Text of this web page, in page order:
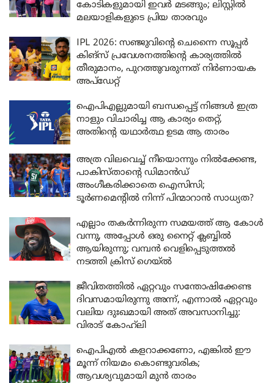
കോടികളുമായി ഇവർ മടങ്ങും; ലിസ്റ്റിൽ
മലയാളികളുടെ പ്രിയ താരവും
IPL 2026: സഞ്ജുവിന്റെ ചെന്നൈ സൂപ്പർ
കിങ്‌സ് പ്രവേശനത്തിന്റെ കാര്യത്തിൽ
തീരുമാനം, പുറത്തുവരുന്നത് നിർണായക
അപ്ഡേറ്റ്
ഐപിഎല്ലുമായി ബന്ധപ്പെട്ട് നിങ്ങൾ ഇത്ര
നാളും വിചാരിച്ച ആ കാര്യം തെറ്റ്,
അതിന്റെ യഥാർത്ഥ ഉടമ ആ താരം
അത്ര വിലവെച്ച് നീയൊന്നും നിൽക്കേണ്ട,
പാകിസ്താന്റെ ഡിമാൻഡ്
അംഗീകരിക്കാതെ ഐസിസി;
ടൂർണമെന്റിൽ നിന്ന് പിന്മാറാൻ സാധ്യത?
എല്ലാം തകർന്നിരുന്ന സമയത്ത് ആ കോൾ
വന്നു, അപ്പോൾ ഒരു നൈറ്റ് ക്ലബ്ബിൽ
ആയിരുന്നു; വമ്പൻ വെളിപ്പെടുത്തൽ
നടത്തി ക്രിസ് ഗെയ്ൽ
ജീവിതത്തിൽ ഏറ്റവും സന്തോഷിക്കേണ്ട
ദിവസമായിരുന്നു അന്ന്, എന്നാൽ ഏറ്റവും
വലിയ ദുഃഖമായി അത് അവസാനിച്ചു:
വിരാട് കോഹ്‌ലി
ഐപിഎൽ കളറാക്കണോ, എങ്കിൽ ഈ
മൂന്ന് നിയമം കൊണ്ടുവരിക;
ആവശ്യവുമായി മുൻ താരം